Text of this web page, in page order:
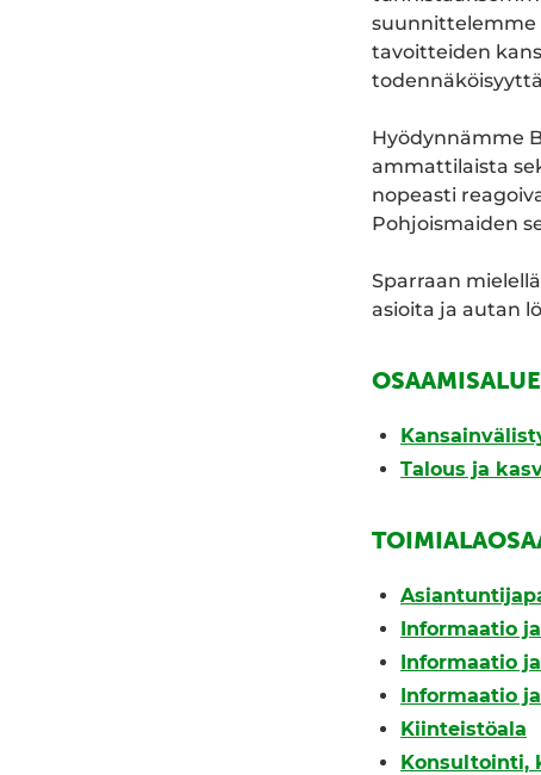
suunnittelemme
tavoitteiden
Hyödynnämme
ammattilaista
nopeasti
Pohjoismaiden
Sparraan
asioita ja autan
Talous ja
Informaatio
Informaatio
Informaatio
Kiinteistöala
Konsultointi,